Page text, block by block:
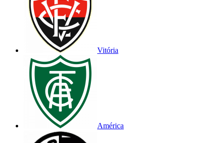
Vitória
América